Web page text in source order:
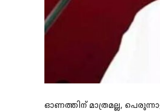
ഓണത്തിന് മാത്രമല്ല,